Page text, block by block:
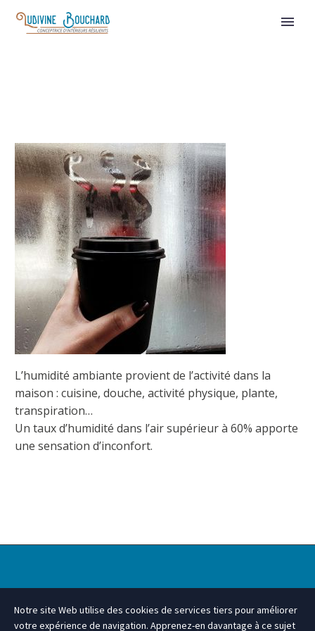
L’humidité ambiante provient de l’activité dans la
maison : cuisine, douche, activité physique, plante,
transpiration…
Un taux d’humidité dans l’air supérieur à 60% apporte
une sensation d’inconfort.
Notre site Web utilise des cookies de services tiers pour améliorer
votre expérience de navigation. Apprenez-en davantage à ce sujet